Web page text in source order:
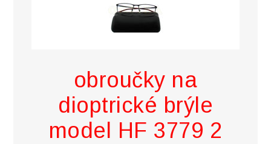
obroučky na
dioptrické brýle
model HF 3779 2